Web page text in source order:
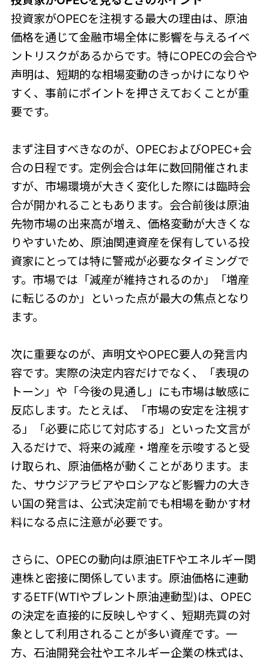
投資家がOPECを注視する最大の理由は、原油
価格を通じて金融市場全体に影響を与えるイベ
ントリスクがあるからです。特にOPECの会合や
声明は、短期的な相場変動のきっかけになりや
すく、事前にポイントを押さえておくことが重
要です。
まず注目すべきなのが、OPECおよびOPEC+会
合の日程です。定例会合は年に数回開催されま
すが、市場環境が大きく変化した際には臨時会
合が開かれることもあります。会合前後は原油
先物市場の出来高が増え、価格変動が大きくな
りやすいため、原油関連資産を保有している投
資家にとっては特に警戒が必要なタイミングで
す。市場では「減産が維持されるのか」「増産
に転じるのか」といった点が最大の焦点となり
ます。
次に重要なのが、声明文やOPEC要人の発言内
容です。実際の決定内容だけでなく、「表現の
トーン」や「今後の見通し」にも市場は敏感に
反応します。たとえば、「市場の安定を注視す
る」「必要に応じて対応する」といった文言が
入るだけで、将来の減産・増産を示唆すると受
け取られ、原油価格が動くことがあります。ま
た、サウジアラビアやロシアなど影響力の大き
い国の発言は、公式決定前でも相場を動かす材
料になる点に注意が必要です。
さらに、OPECの動向は原油ETFやエネルギー関
連株と密接に関係しています。原油価格に連動
するETF(WTIやブレント原油連動型)は、OPEC
の決定を直接的に反映しやすく、短期売買の対
象として利用されることが多い資産です。一
方、石油開発会社やエネルギー企業の株式は、